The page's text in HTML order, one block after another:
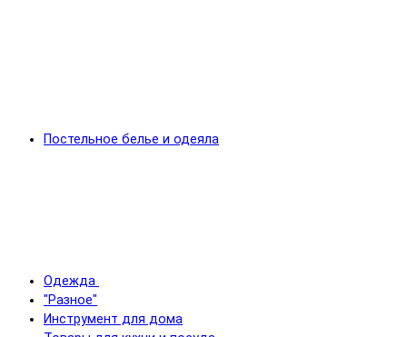
Постельное белье и одеяла
Одежда
"Разное"
Инструмент для дома